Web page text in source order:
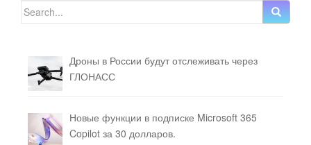
Search for:
Дроны в России будут отслеживать через
ГЛОНАСС
Новые функции в подписке Microsoft 365
Copilot за 30 долларов.